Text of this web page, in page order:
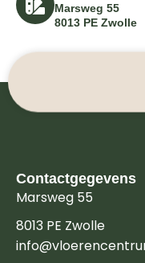
Marsweg 55
8013 PE Zwolle
Contactgegevens
Marsweg 55
8013 PE Zwolle